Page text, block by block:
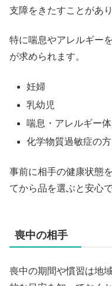
支障をきたすことがあり
特に喘息やアレルギー
が求められます。
妊婦
乳幼児
喘息・アレルギー
化学物質過敏症の方
事前に相手の健康状態
てから品を選ぶと安心で
喪中の相手
喪中の期間や慣習は地